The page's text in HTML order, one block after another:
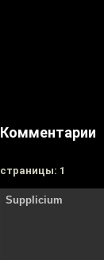
Комментарии
cтраницы: 1
Supplicium